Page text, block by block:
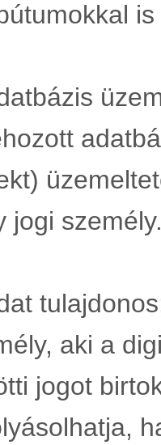
jogi személy.
aki a
jogot